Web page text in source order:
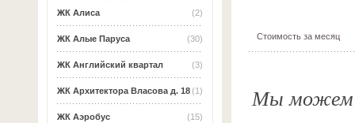
(2)
ЖК Алиса
(30)
ЖК Алые Паруса
(3)
ЖК Английский квартал
(1)
ЖК Архитектора Власова д. 18
(15)
ЖК Аэробус
Стоимость за месяц
Мы можем